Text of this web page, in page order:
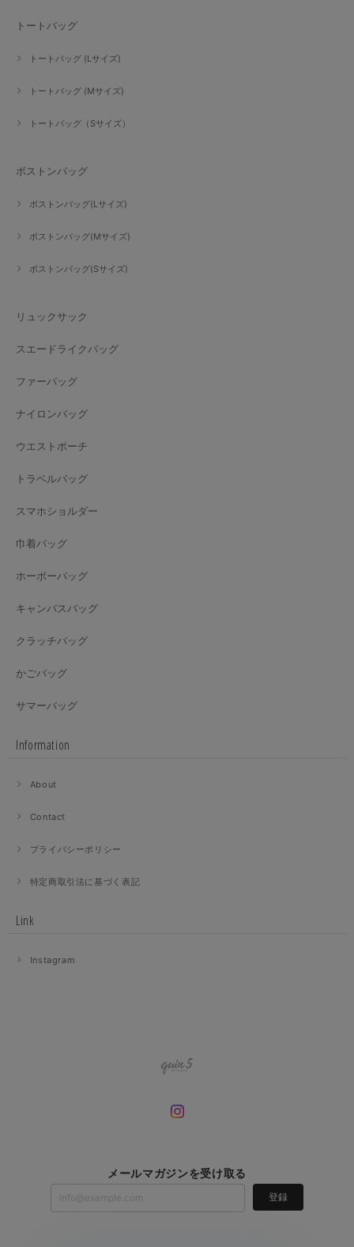
トートバッグ
トートバッグ (Lサイズ)
トートバッグ (Mサイズ)
トートバッグ（Sサイズ）
ボストンバッグ
ボストンバッグ(Lサイズ)
ボストンバッグ(Mサイズ)
ボストンバッグ(Sサイズ)
リュックサック
スエードライクバッグ
ファーバッグ
ナイロンバッグ
ウエストポーチ
トラベルバッグ
スマホショルダー
巾着バッグ
ホーボーバッグ
キャンバスバッグ
クラッチバッグ
かごバッグ
サマーバッグ
Information
About
Contact
プライバシーポリシー
特定商取引法に基づく表記
Link
Instagram
メールマガジンを受け取る
登録